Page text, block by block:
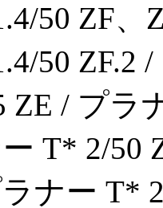
50 ZF、
50 ZF.2
ZE / プラ
T* 2/50
ナー T*